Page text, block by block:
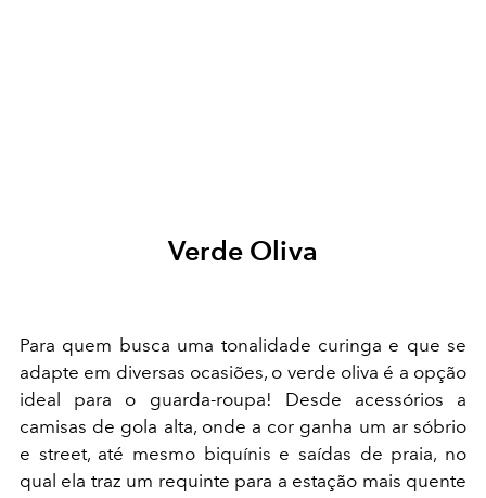
Verde Oliva
Para quem busca uma tonalidade curinga e que se
adapte em diversas ocasiões, o verde oliva é a opção
ideal para o guarda-roupa! Desde acessórios a
camisas de gola alta, onde a cor ganha um ar sóbrio
e street, até mesmo biquínis e saídas de praia, no
qual ela traz um requinte para a estação mais quente